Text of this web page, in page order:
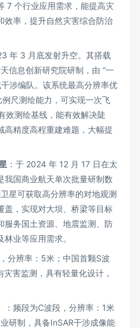
7 个行业应用需求，能提高灾
效率，提升自然灾害综合防治
年 3 月底发射升空。其搭载
信息创新研究院研制，由 “一
涉编队。该系统最高分辨率优
尺测绘能力，可实现一次飞
效测绘基线，能有效解决陡
高精度高程重建难题，大幅提
：于 2024 年 12 月 17 日在太
我国商业航天单次批量研制数
星可获取高分辨率的对地观测
盖，实现对大坝、桥梁等目标
服务国土资源、地震监测、防
业等应用需求。
分辨率：5米；中国首颗S波
害监测，具有轻量化设计，
：频段为C波段，分辨率：1米
研制，具备InSAR干涉成像能